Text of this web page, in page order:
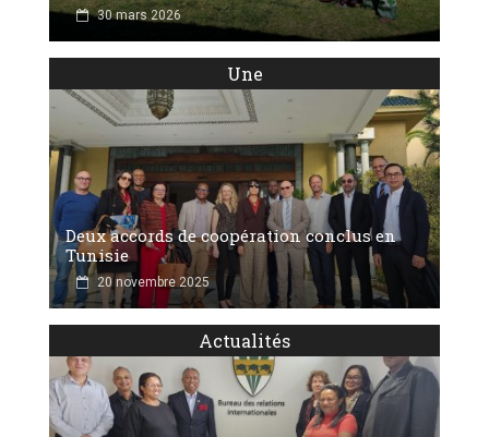
30 mars 2026
Une
Deux accords de coopération conclus en
Tunisie
20 novembre 2025
Actualités